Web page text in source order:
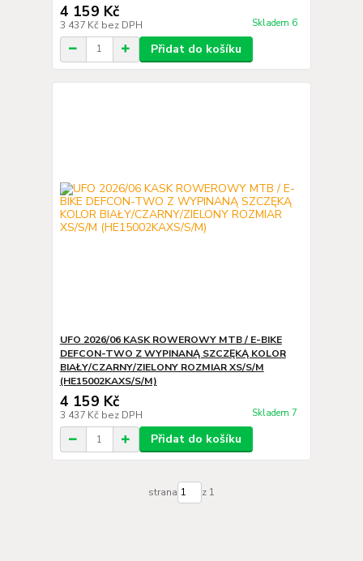
4 159 Kč
3 437 Kč bez DPH Skladem 6
Přidat do košíku
UFO 2026/06 KASK ROWEROWY MTB / E-BIKE
DEFCON-TWO Z WYPINANĄ SZCZĘKĄ KOLOR
BIAŁY/CZARNY/ZIELONY ROZMIAR XS/S/M
(HE15002KAXS/S/M)
4 159 Kč
3 437 Kč bez DPH Skladem 7
Přidat do košíku
strana z 1